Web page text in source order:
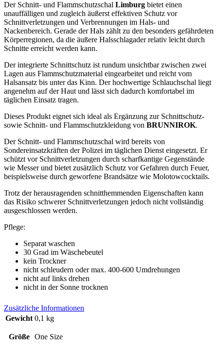
Der Schnitt- und Flammschutzschal Limburg bietet einen
unauffälligen und zugleich äußerst effektiven Schutz vor
Schnittverletzungen und Verbrennungen im Hals- und
Nackenbereich. Gerade der Hals zählt zu den besonders gefährdeten
Körperregionen, da die äußere Halsschlagader relativ leicht durch
Schnitte erreicht werden kann.
Der integrierte Schnittschutz ist rundum unsichtbar zwischen zwei
Lagen aus Flammschutzmaterial eingearbeitet und reicht vom
Halsansatz bis unter das Kinn. Der hochwertige Schlauchschal liegt
angenehm auf der Haut und lässt sich dadurch komfortabel im
täglichen Einsatz tragen.
Dieses Produkt eignet sich ideal als Ergänzung zur Schnittschutz-
sowie Schnitt- und Flammschutzkleidung von BRUNNIROK.
Der Schnitt- und Flammschutzschal wird bereits von
Sondereinsatzkräften der Polizei im täglichen Dienst eingesetzt. Er
schützt vor Schnittverletzungen durch scharfkantige Gegenstände
wie Messer und bietet zusätzlich Schutz vor Gefahren durch Feuer,
beispielsweise durch geworfene Brandsätze wie Molotowcocktails.
Trotz der herausragenden schnitthemmenden Eigenschaften kann
das Risiko schwerer Schnittverletzungen jedoch nicht vollständig
ausgeschlossen werden.
Pflege:
Separat waschen
30 Grad im Wäschebeutel
kein Trockner
nicht schleudern oder max. 400-600 Umdrehungen
nicht auf links drehen
nicht in der Sonne trocknen
Zusätzliche Informationen
Gewicht 0,1 kg
Größe One Size